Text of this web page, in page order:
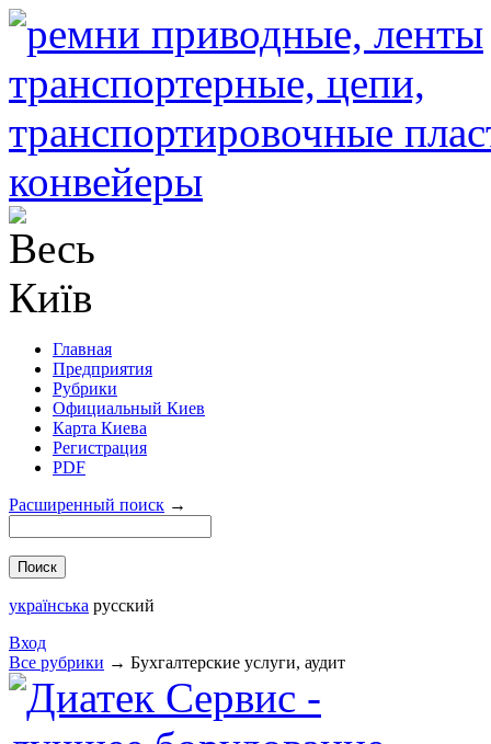
Главная
Предприятия
Рубрики
Официальный Киев
Карта Киева
Регистрация
PDF
Расширенный поиск →
українська русский
Вход
Все рубрики → Бухгалтерские услуги, аудит